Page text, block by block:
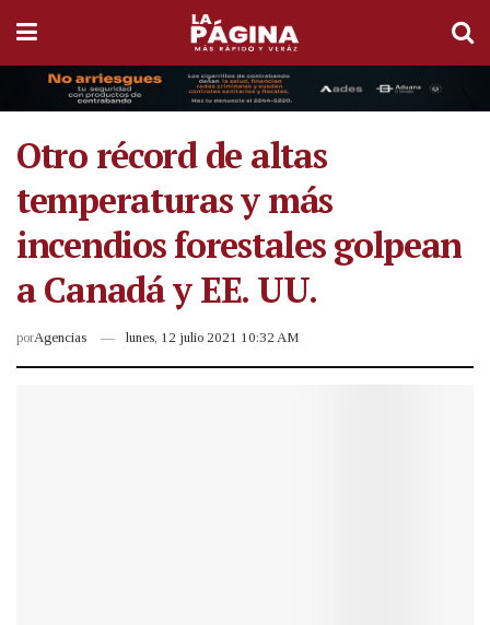
Otro récord de altas
temperaturas y más
incendios forestales golpean
a Canadá y EE. UU.
porAgencias lunes, 12 julio 2021 10:32 AM